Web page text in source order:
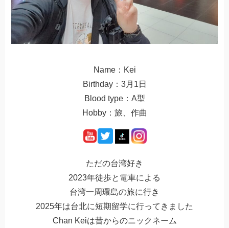
Name：Kei
Birthday：3月1日
Blood type：A型
Hobby：旅、作曲
ただの台湾好き
2023年徒歩と電車による
台湾一周環島の旅に行き
2025年は台北に短期留学に行ってきました
Chan Keiは昔からのニックネーム